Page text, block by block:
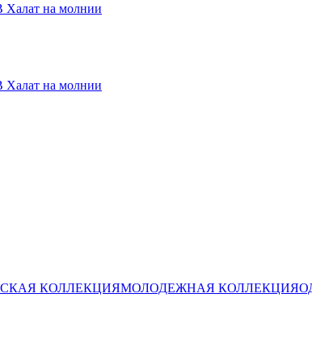
Халат на молнии
Халат на молнии
КОЛЛЕКЦИЯМОЛОДЕЖНАЯ КОЛЛЕКЦИЯ